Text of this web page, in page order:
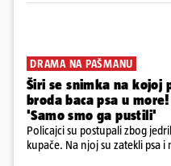
DRAMA NA PAŠMANU
Širi se snimka na kojoj
broda baca psa u
'Samo smo ga pustili'
Policajci su postupali zbog
kupače. Na njoj su zatekli psa i